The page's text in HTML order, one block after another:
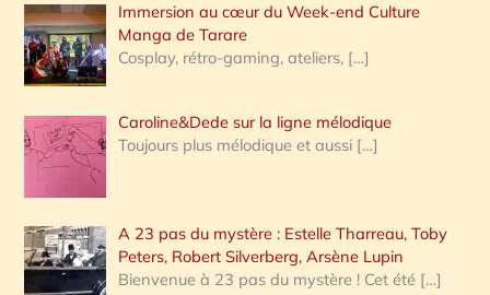
:
Immersion au cœur du Week-end Culture
Manga de Tarare
Cosplay, rétro-gaming, ateliers, […]
Caroline&Dede sur la ligne mélodique
Toujours plus mélodique et aussi […]
A 23 pas du mystère : Estelle Tharreau, Toby
Peters, Robert Silverberg, Arsène Lupin
Bienvenue à 23 pas du mystère ! Cet été […]